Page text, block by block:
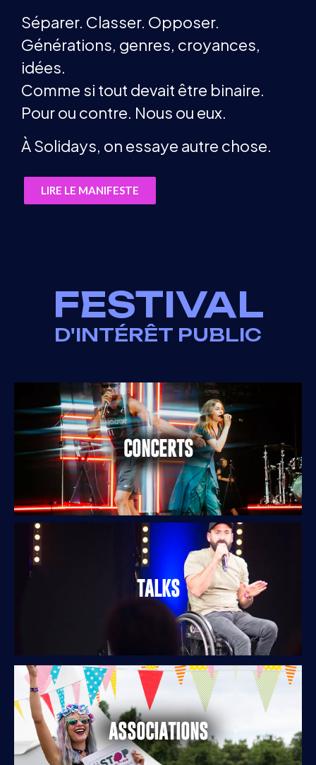
Séparer. Classer. Opposer.
Générations, genres, croyances,
idées.
Comme si tout devait être binaire.
Pour ou contre. Nous ou eux.
À Solidays, on essaye autre chose.
LIRE LE MANIFESTE
FESTIVAL
D'INTÉRÊT PUBLIC
CONCERTS
TALKS
ASSOCIATIONS